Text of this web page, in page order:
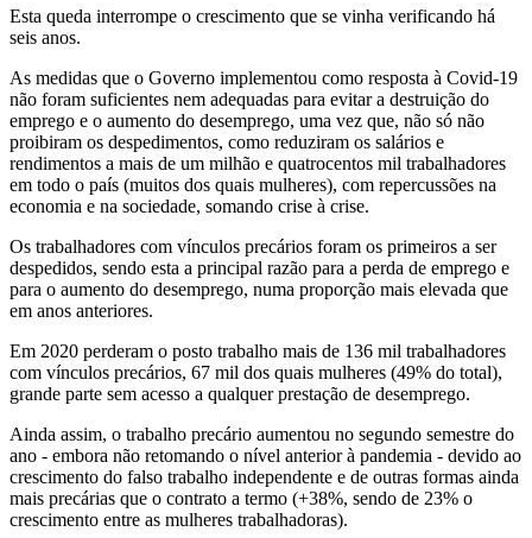
Esta queda interrompe o crescimento que se vinha verificando há
seis anos.
As medidas que o Governo implementou como resposta à Covid-19
não foram suficientes nem adequadas para evitar a destruição do
emprego e o aumento do desemprego, uma vez que, não só não
proibiram os despedimentos, como reduziram os salários e
rendimentos a mais de um milhão e quatrocentos mil trabalhadores
em todo o país (muitos dos quais mulheres), com repercussões na
economia e na sociedade, somando crise à crise.
Os trabalhadores com vínculos precários foram os primeiros a ser
despedidos, sendo esta a principal razão para a perda de emprego e
para o aumento do desemprego, numa proporção mais elevada que
em anos anteriores.
Em 2020 perderam o posto trabalho mais de 136 mil trabalhadores
com vínculos precários, 67 mil dos quais mulheres (49% do total),
grande parte sem acesso a qualquer prestação de desemprego.
Ainda assim, o trabalho precário aumentou no segundo semestre do
ano - embora não retomando o nível anterior à pandemia - devido ao
crescimento do falso trabalho independente e de outras formas ainda
mais precárias que o contrato a termo (+38%, sendo de 23% o
crescimento entre as mulheres trabalhadoras).